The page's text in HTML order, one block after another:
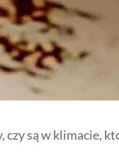
są w klimacie,